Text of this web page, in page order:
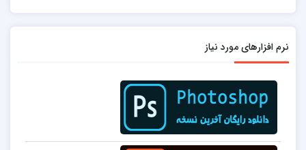
نرم افزارهای مورد نیاز